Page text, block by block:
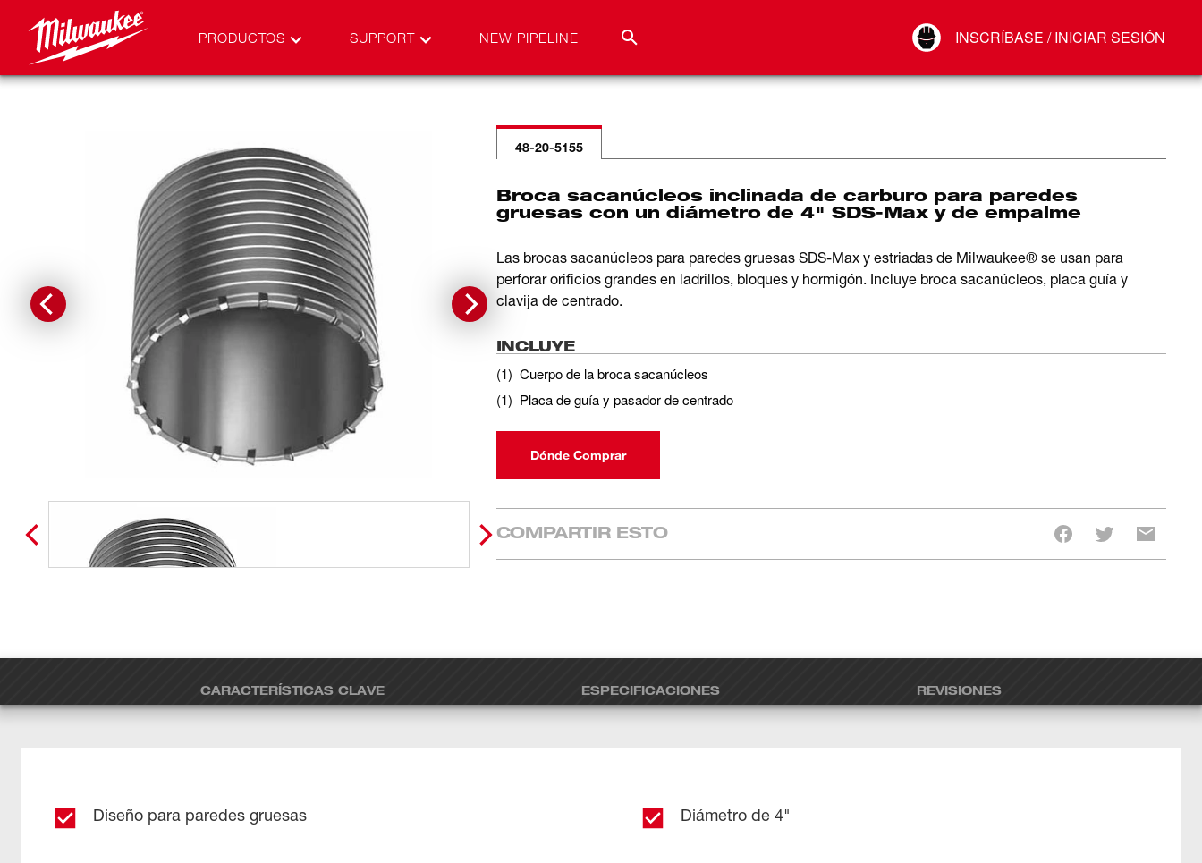
PRODUCTOS SUPPORT NEW PIPELINE INSCRÍBASE / INICIAR SESIÓN
Conectar
48-20-5155
Broca sacanúcleos inclinada de carburo para paredes
gruesas con un diámetro de 4" SDS-Max y de empalme
Las brocas sacanúcleos para paredes gruesas SDS-Max y estriadas de Milwaukee® se usan para
perforar orificios grandes en ladrillos, bloques y hormigón. Incluye broca sacanúcleos, placa guía y
clavija de centrado.
INCLUYE
(1) Cuerpo de la broca sacanúcleos
(1) Placa de guía y pasador de centrado
Dónde Comprar
COMPARTIR ESTO
CARACTERÍSTICAS CLAVE ESPECIFICACIONES REVISIONES
Diseño para paredes gruesas Diámetro de 4"